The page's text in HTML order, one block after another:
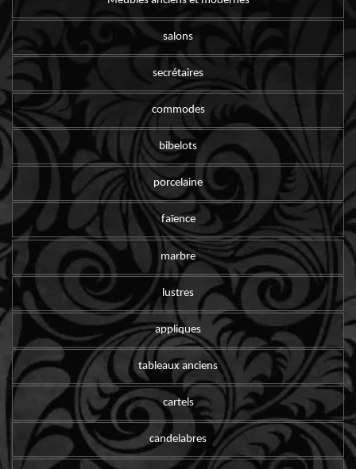
salons
secrétaires
commodes
bibelots
porcelaine
faïence
marbre
lustres
appliques
tableaux anciens
cartels
candelabres